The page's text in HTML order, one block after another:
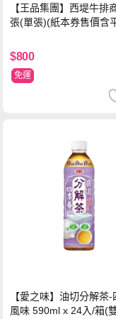
【王品集團】西堤牛排
張(單張)(紙本券售價含
$800
免運
【愛之味】油切分解茶
風味 590ml x 24入/箱(